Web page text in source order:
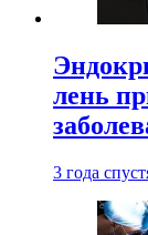
лень
3 года